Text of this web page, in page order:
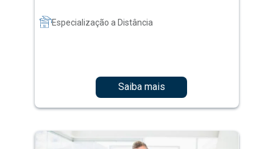
Especialização a Distância
Saiba mais